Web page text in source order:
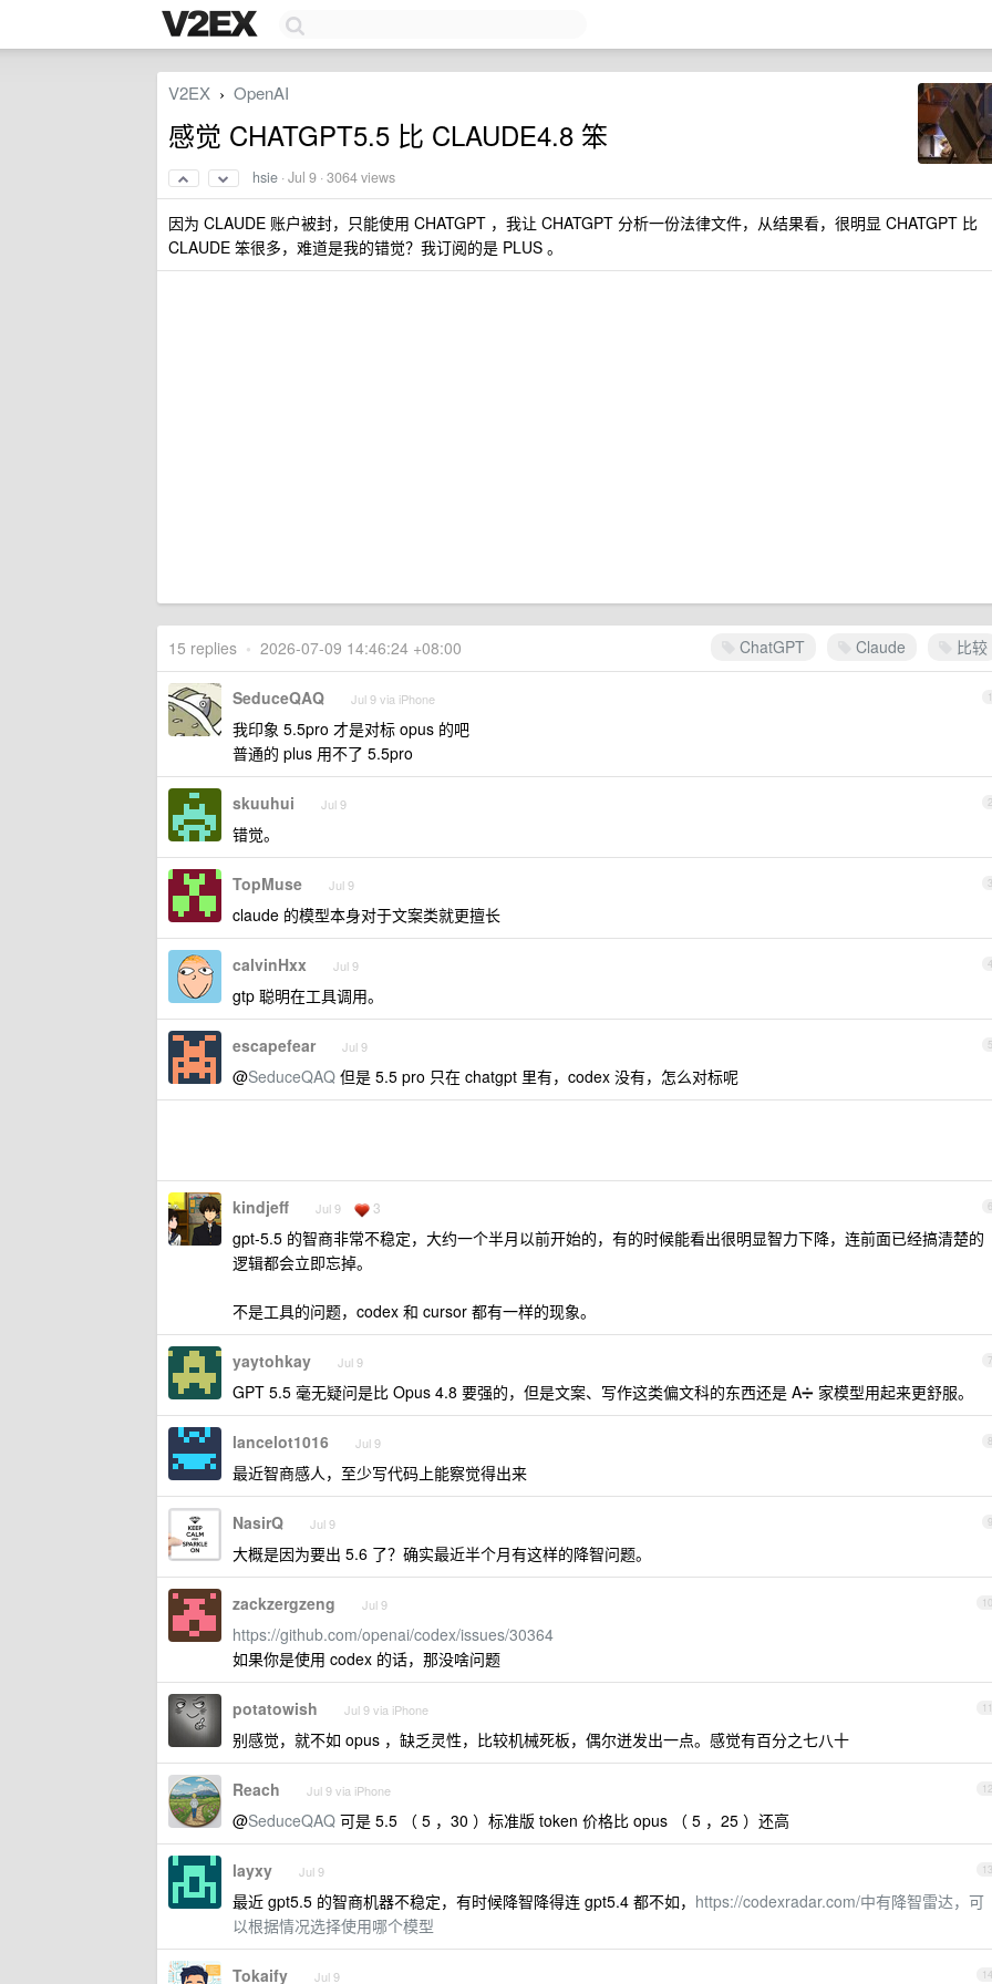
V2EX › OpenAI
感觉 CHATGPT5.5 比 CLAUDE4.8 笨
hsie ·Jul 9 · 3064 views
因为 CLAUDE 账户被封，只能使用 CHATGPT ，我让 CHATGPT 分析一份法律文件，从结果看，很明显 CHATGPT 比
CLAUDE 笨很多，难道是我的错觉？我订阅的是 PLUS 。
ChatGPT Claude 比较
15 replies • 2026-07-09 14:46:24 +08:00
1
SeduceQAQ Jul 9 via iPhone
我印象 5.5pro 才是对标 opus 的吧
普通的 plus 用不了 5.5pro
2
skuuhui Jul 9
错觉。
3
TopMuse Jul 9
claude 的模型本身对于文案类就更擅长
4
calvinHxx Jul 9
gtp 聪明在工具调用。
5
escapefear Jul 9
@SeduceQAQ 但是 5.5 pro 只在 chatgpt 里有，codex 没有，怎么对标呢
6
kindjeff Jul 9 3
gpt-5.5 的智商非常不稳定，大约一个半月以前开始的，有的时候能看出很明显智力下降，连前面已经搞清楚的
逻辑都会立即忘掉。
不是工具的问题，codex 和 cursor 都有一样的现象。
7
yaytohkay Jul 9
GPT 5.5 毫无疑问是比 Opus 4.8 要强的，但是文案、写作这类偏文科的东西还是 A➗ 家模型用起来更舒服。
8
lancelot1016 Jul 9
最近智商感人，至少写代码上能察觉得出来
9
NasirQ Jul 9
大概是因为要出 5.6 了？确实最近半个月有这样的降智问题。
10
zackzergzeng Jul 9
https://github.com/openai/codex/issues/30364
如果你是使用 codex 的话，那没啥问题
11
potatowish Jul 9 via iPhone
别感觉，就不如 opus ，缺乏灵性，比较机械死板，偶尔迸发出一点。感觉有百分之七八十
12
Reach Jul 9 via iPhone
@SeduceQAQ 可是 5.5 （ 5 ，30 ）标准版 token 价格比 opus （ 5 ，25 ）还高
13
layxy Jul 9
最近 gpt5.5 的智商机器不稳定，有时候降智降得连 gpt5.4 都不如， https://codexradar.com/中有降智雷达，可
以根据情况选择使用哪个模型
14
Tokaify Jul 9